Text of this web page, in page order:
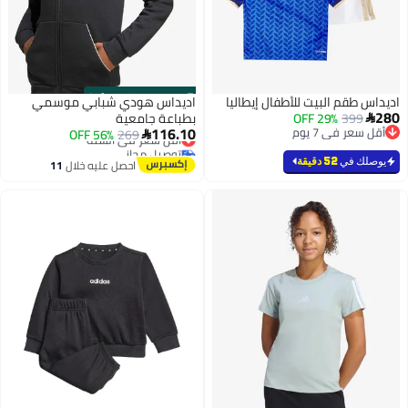
اديداس طقم البيت للأطفال إيطاليا
280
399
29% OFF
أقل سعر في 7 يوم
أقل سعر في 7 يوم
يوصلك في52 دقيقة
00m:00s
·
100% Left
اديداس هودي شبابي موسمي
بطباعة جامعية
116.10
269
56% OFF
أقل سعر في السنة
توصيل مجاني
أقل سعر في السنة
احصل عليه خلال 11